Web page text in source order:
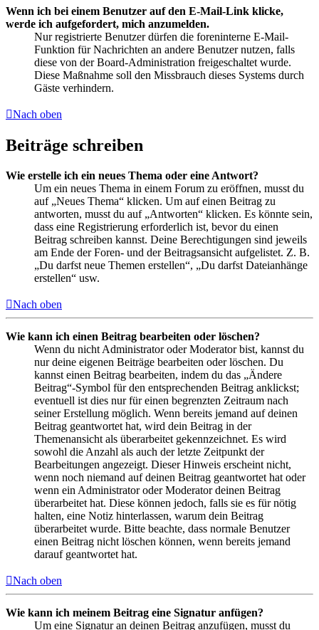
Wenn ich bei einem Benutzer auf den E-Mail-Link klicke,
werde ich aufgefordert, mich anzumelden.
Nur registrierte Benutzer dürfen die foreninterne E-Mail-
Funktion für Nachrichten an andere Benutzer nutzen, falls
diese von der Board-Administration freigeschaltet wurde.
Diese Maßnahme soll den Missbrauch dieses Systems durch
Gäste verhindern.
Nach oben
Beiträge schreiben
Wie erstelle ich ein neues Thema oder eine Antwort?
Um ein neues Thema in einem Forum zu eröffnen, musst du
auf „Neues Thema“ klicken. Um auf einen Beitrag zu
antworten, musst du auf „Antworten“ klicken. Es könnte sein,
dass eine Registrierung erforderlich ist, bevor du einen
Beitrag schreiben kannst. Deine Berechtigungen sind jeweils
am Ende der Foren- und der Beitragsansicht aufgelistet. Z. B.
„Du darfst neue Themen erstellen“, „Du darfst Dateianhänge
erstellen“ usw.
Nach oben
Wie kann ich einen Beitrag bearbeiten oder löschen?
Wenn du nicht Administrator oder Moderator bist, kannst du
nur deine eigenen Beiträge bearbeiten oder löschen. Du
kannst einen Beitrag bearbeiten, indem du das „Ändere
Beitrag“-Symbol für den entsprechenden Beitrag anklickst;
eventuell ist dies nur für einen begrenzten Zeitraum nach
seiner Erstellung möglich. Wenn bereits jemand auf deinen
Beitrag geantwortet hat, wird dein Beitrag in der
Themenansicht als überarbeitet gekennzeichnet. Es wird
sowohl die Anzahl als auch der letzte Zeitpunkt der
Bearbeitungen angezeigt. Dieser Hinweis erscheint nicht,
wenn noch niemand auf deinen Beitrag geantwortet hat oder
wenn ein Administrator oder Moderator deinen Beitrag
überarbeitet hat. Diese können jedoch, falls sie es für nötig
halten, eine Notiz hinterlassen, warum dein Beitrag
überarbeitet wurde. Bitte beachte, dass normale Benutzer
einen Beitrag nicht löschen können, wenn bereits jemand
darauf geantwortet hat.
Nach oben
Wie kann ich meinem Beitrag eine Signatur anfügen?
Um eine Signatur an deinen Beitrag anzufügen, musst du